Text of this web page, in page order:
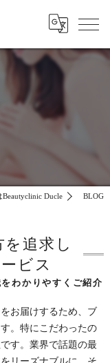
Ducle BLOG
追求し
ビス
わかりやすくご紹介
お届けするため、ブ
。特にこだわったの
す。業界で話題の最